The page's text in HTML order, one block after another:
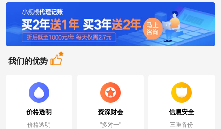
我们的优势
价格透明
价格透明
资深财会
"多对一"
信息安全
三重备份